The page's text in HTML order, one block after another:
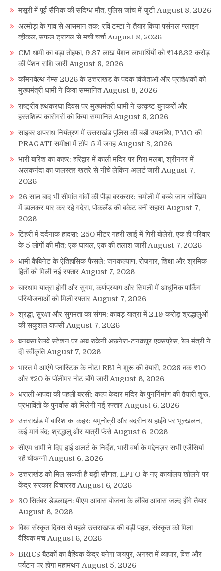
मसूरी में पूर्व सैनिक की संदिग्ध मौत, पुलिस जांच में जुटी August 8, 2026
अल्मोड़ा के गांव से आसमान तक: रवि टम्टा ने तैयार किया पर्सनल फ्लाइंग
व्हीकल, सफल ट्रायल से मची चर्चा August 8, 2026
CM धामी का बड़ा तोहफा, 9.87 लाख पेंशन लाभार्थियों को ₹146.32 करोड़
की पेंशन राशि जारी August 8, 2026
कॉमनवेल्थ गेम्स 2026 के उत्तराखंड के पदक विजेताओं और प्रशिक्षकों को
मुख्यमंत्री धामी ने किया सम्मानित August 8, 2026
राष्ट्रीय हथकरघा दिवस पर मुख्यमंत्री धामी ने उत्कृष्ट बुनकरों और
हस्तशिल्प कारीगरों को किया सम्मानित August 8, 2026
साइबर अपराध नियंत्रण में उत्तराखंड पुलिस की बड़ी उपलब्धि, PMO की
PRAGATI समीक्षा में टॉप-5 में जगह August 8, 2026
भारी बारिश का कहर: हरिद्वार में काली मंदिर पर गिरा मलबा, श्रीनगर में
अलकनंदा का जलस्तर खतरे से नीचे लेकिन अलर्ट जारी August 7,
2026
26 साल बाद भी सीमांत गांवों की पीड़ा बरकरार: चमोली में बच्चे जान जोखिम
में डालकर पार कर रहे गदेरा, पोकलैंड की बकेट बनी सहारा August 7,
2026
टिहरी में दर्दनाक हादसा: 250 मीटर गहरी खाई में गिरी बोलेरो, एक ही परिवार
के 5 लोगों की मौत; एक घायल, एक की तलाश जारी August 7, 2026
धामी कैबिनेट के ऐतिहासिक फैसले: जनकल्याण, रोजगार, शिक्षा और श्रमिक
हितों को मिली नई रफ्तार August 7, 2026
चारधाम यात्रा होगी और सुगम, कर्णप्रयाग और सिमली में आधुनिक पार्किंग
परियोजनाओं को मिली रफ्तार August 7, 2026
श्रद्धा, सुरक्षा और सुगमता का संगम: कांवड़ यात्रा में 2.19 करोड़ श्रद्धालुओं
की सकुशल वापसी August 7, 2026
बनबसा रेलवे स्टेशन पर अब रुकेगी अछनेरा-टनकपुर एक्सप्रेस, रेल मंत्री ने
दी स्वीकृति August 7, 2026
भारत में आएंगे प्लास्टिक के नोट! RBI ने शुरू की तैयारी, 2028 तक ₹10
और ₹20 के पॉलीमर नोट होंगे जारी August 6, 2026
धराली आपदा की पहली बरसी: कल्प केदार मंदिर के पुनर्निर्माण की तैयारी शुरू,
प्रभावितों के पुनर्वास को मिलेगी नई रफ्तार August 6, 2026
उत्तराखंड में बारिश का कहर: यमुनोत्री और बदरीनाथ हाईवे पर भूस्खलन,
कई मार्ग बंद; श्रद्धालु और यात्री फंसे August 6, 2026
सीएम धामी ने दिए हाई अलर्ट के निर्देश, भारी वर्षा के मद्देनज़र सभी एजेंसियां
रहें चौकन्नी August 6, 2026
उत्तराखंड को मिल सकती है बड़ी सौगात, EPFO के नए कार्यालय खोलने पर
केंद्र सरकार विचाररत August 6, 2026
30 सितंबर डेडलाइन: पीएम आवास योजना के लंबित आवास जल्द होंगे तैयार
August 6, 2026
विश्व संस्कृत दिवस से पहले उत्तराखण्ड की बड़ी पहल, संस्कृत को मिला
वैश्विक मंच August 6, 2026
BRICS बैठकों का वैश्विक केंद्र बनेगा जयपुर, अगस्त में व्यापार, वित्त और
पर्यटन पर होगा महामंथन August 5, 2026